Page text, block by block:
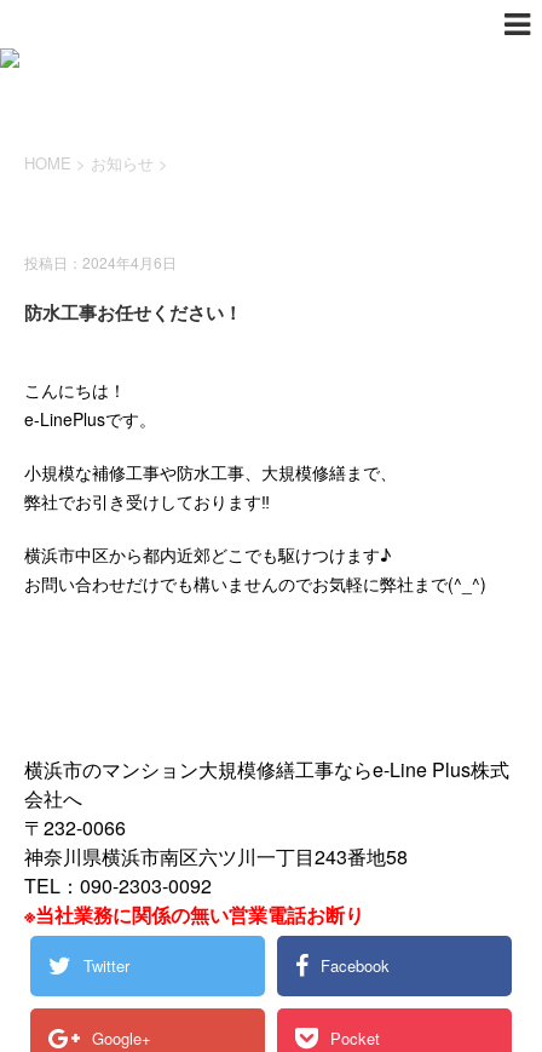
HOME > お知らせ >
投稿日：2024年4月6日
防水工事お任せください！
こんにちは！
e-LinePlusです。
小規模な補修工事や防水工事、大規模修繕まで、
弊社でお引き受けしております‼️
横浜市中区から都内近郊どこでも駆けつけます♪
お問い合わせだけでも構いませんのでお気軽に弊社まで(^_^)
横浜市のマンション大規模修繕工事ならe-Line Plus株式
会社へ
〒232-0066
神奈川県横浜市南区六ツ川一丁目243番地58
TEL：090-2303-0092
※当社業務に関係の無い営業電話お断り
Twitter Facebook
Google+ Pocket